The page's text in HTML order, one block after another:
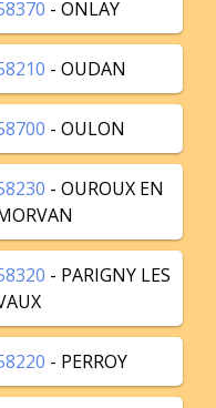
- ONLAY
- OUDAN
- OULON
- OUROUX EN
- PARIGNY LES
- PERROY